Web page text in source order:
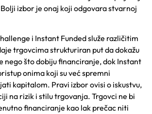
izbor je onaj koji odgovara stvarnoj
i Instant Funded služe različitim
trgovcima strukturiran put da dokažu
nego što dobiju financiranje, dok Instant
onima koji su već spremni
kapitalom. Pravi izbor ovisi o iskustvu,
na rizik i stilu trgovanja. Trgovci ne bi
financiranje kao lak prečac niti